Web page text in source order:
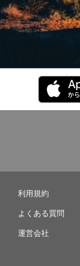
利用規約
よくある質問
運営会社